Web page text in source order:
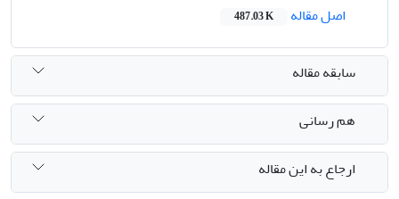
اصل مقاله
487.03 K
سابقه مقاله
هم رسانی
ارجاع به این مقاله